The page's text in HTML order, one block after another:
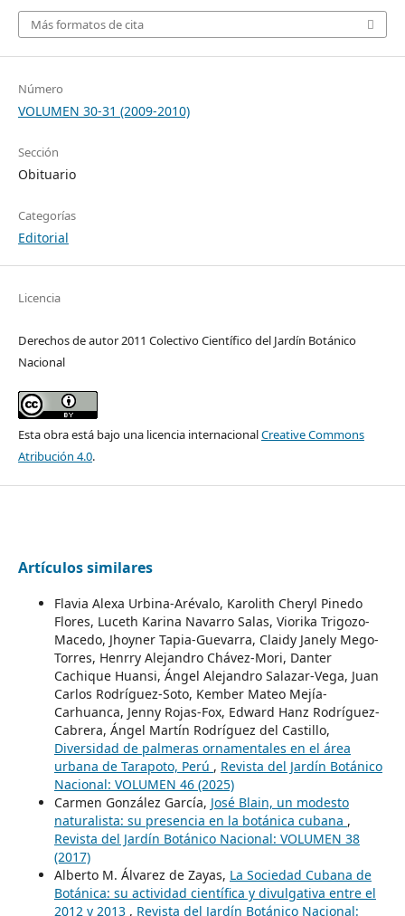
Más formatos de cita
Número
VOLUMEN 30-31 (2009-2010)
Sección
Obituario
Categorías
Editorial
Licencia
Derechos de autor 2011 Colectivo Científico del Jardín Botánico
Nacional
Esta obra está bajo una licencia internacionalCreative Commons
Atribución 4.0.
Artículos similares
Flavia Alexa Urbina-Arévalo, Karolith Cheryl Pinedo
Flores, Luceth Karina Navarro Salas, Viorika Trigozo-
Macedo, Jhoyner Tapia-Guevarra, Claidy Janely Mego-
Torres, Henrry Alejandro Chávez-Mori, Danter
Cachique Huansi, Ángel Alejandro Salazar-Vega, Juan
Carlos Rodríguez-Soto, Kember Mateo Mejía-
Carhuanca, Jenny Rojas-Fox, Edward Hanz Rodríguez-
Cabrera, Ángel Martín Rodríguez del Castillo,
Diversidad de palmeras ornamentales en el área
urbana de Tarapoto, Perú , Revista del Jardín Botánico
Nacional: VOLUMEN 46 (2025)
Carmen González García, José Blain, un modesto
naturalista: su presencia en la botánica cubana ,
Revista del Jardín Botánico Nacional: VOLUMEN 38
(2017)
Alberto M. Álvarez de Zayas, La Sociedad Cubana de
Botánica: su actividad científica y divulgativa entre el
2012 y 2013 , Revista del Jardín Botánico Nacional: